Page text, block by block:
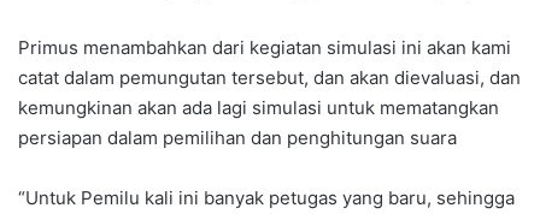
Primus menambahkan dari kegiatan simulasi ini akan kami
catat dalam pemungutan tersebut, dan akan dievaluasi, dan
kemungkinan akan ada lagi simulasi untuk mematangkan
persiapan dalam pemilihan dan penghitungan suara
“Untuk Pemilu kali ini banyak petugas yang baru, sehingga